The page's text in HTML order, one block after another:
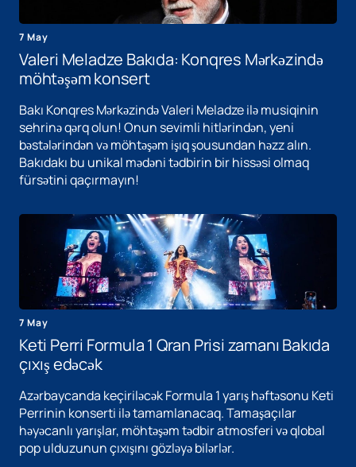
7 May
Valeri Meladze Bakıda: Konqres Mərkəzində
möhtəşəm konsert
Bakı Konqres Mərkəzində Valeri Meladze ilə musiqinin
sehrinə qərq olun! Onun sevimli hitlərindən, yeni
bəstələrindən və möhtəşəm işıq şousundan həzz alın.
Bakıdakı bu unikal mədəni tədbirin bir hissəsi olmaq
fürsətini qaçırmayın!
7 May
Keti Perri Formula 1 Qran Prisi zamanı Bakıda
çıxış edəcək
Azərbaycanda keçiriləcək Formula 1 yarış həftəsonu Keti
Perrinin konserti ilə tamamlanacaq. Tamaşaçılar
həyəcanlı yarışlar, möhtəşəm tədbir atmosferi və qlobal
pop ulduzunun çıxışını gözləyə bilərlər.